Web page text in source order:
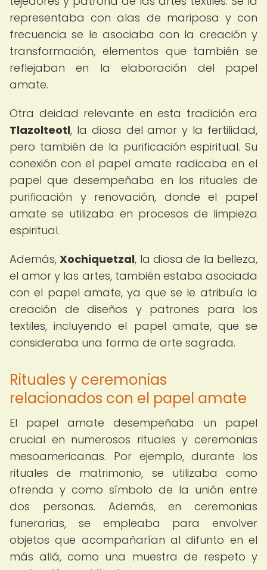
representaba con alas de mariposa y con
frecuencia se le asociaba con la creación y
transformación, elementos que también se
reflejaban en la elaboración del papel
amate.
Otra deidad relevante en esta tradición era
Tlazolteotl, la diosa del amor y la fertilidad,
pero también de la purificación espiritual. Su
conexión con el papel amate radicaba en el
papel que desempeñaba en los rituales de
purificación y renovación, donde el papel
amate se utilizaba en procesos de limpieza
espiritual.
Además,Xochiquetzal, la diosa de la belleza,
el amor y las artes, también estaba asociada
con el papel amate, ya que se le atribuía la
creación de diseños y patrones para los
textiles, incluyendo el papel amate, que se
consideraba una forma de arte sagrada.
Rituales y ceremonias
relacionados con el papel amate
El papel amate desempeñaba un papel
crucial en numerosos rituales y ceremonias
mesoamericanas. Por ejemplo, durante los
rituales de matrimonio, se utilizaba como
ofrenda y como símbolo de la unión entre
dos personas. Además, en ceremonias
funerarias, se empleaba para envolver
objetos que acompañarían al difunto en el
más allá, como una muestra de respeto y